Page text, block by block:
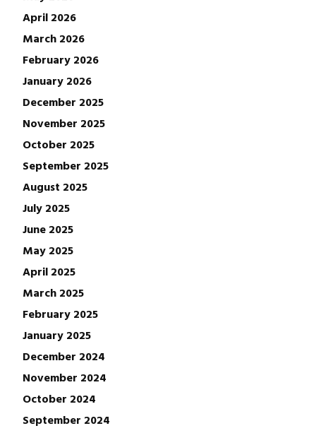
April 2026
March 2026
February 2026
January 2026
December 2025
November 2025
October 2025
September 2025
August 2025
July 2025
June 2025
May 2025
April 2025
March 2025
February 2025
January 2025
December 2024
November 2024
October 2024
September 2024